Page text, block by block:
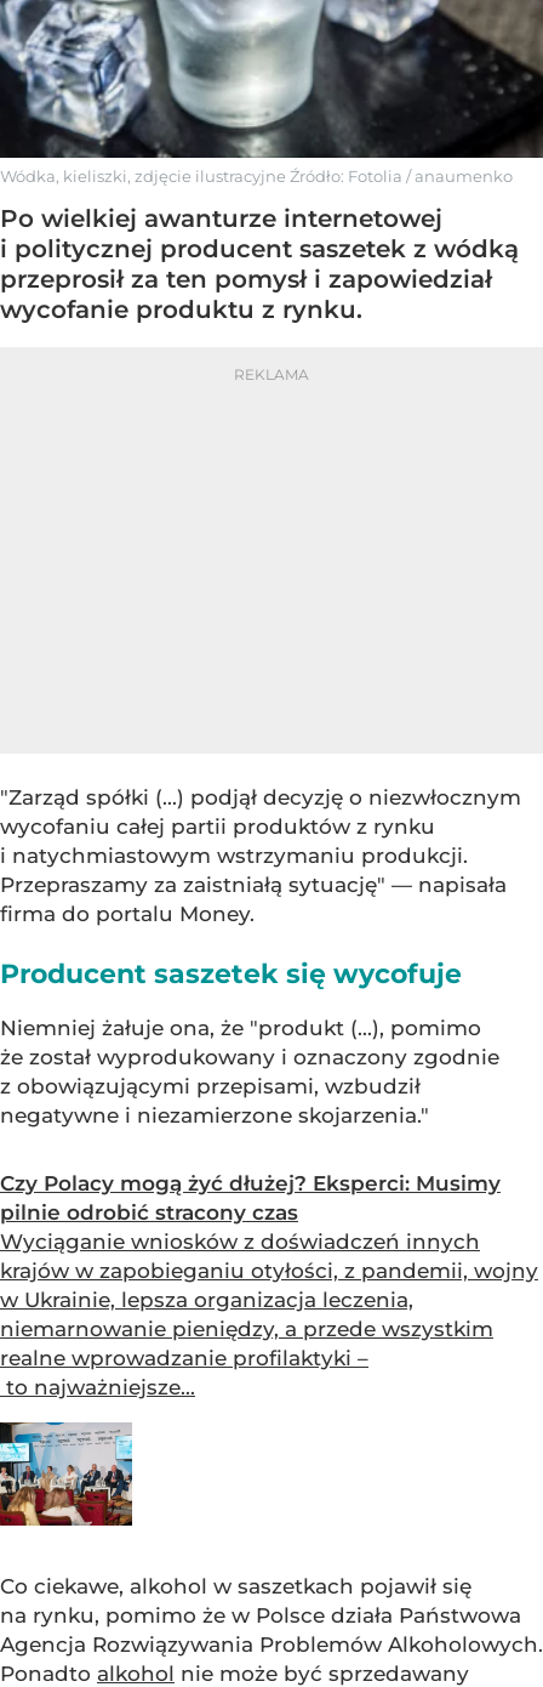
Wódka, kieliszki, zdjęcie ilustracyjne Źródło: Fotolia /anaumenko
Po wielkiej awanturze internetowej
i politycznej producent saszetek z wódką
przeprosił za ten pomysł i zapowiedział
wycofanie produktu z rynku.
"Zarząd spółki (...) podjął decyzję o niezwłocznym
wycofaniu całej partii produktów z rynku
i natychmiastowym wstrzymaniu produkcji.
Przepraszamy za zaistniałą sytuację" — napisała
firma do portalu Money.
Producent saszetek się wycofuje
Niemniej żałuje ona, że "produkt (...), pomimo
że został wyprodukowany i oznaczony zgodnie
z obowiązującymi przepisami, wzbudził
negatywne i niezamierzone skojarzenia."
Czy Polacy mogą żyć dłużej? Eksperci: Musimy
pilnie odrobić stracony czas
Wyciąganie wniosków z doświadczeń innych
krajów w zapobieganiu otyłości, z pandemii, wojny
w Ukrainie, lepsza organizacja leczenia,
niemarnowanie pieniędzy, a przede wszystkim
realne wprowadzanie profilaktyki –
to najważniejsze...
Co ciekawe, alkohol w saszetkach pojawił się
na rynku, pomimo że w Polsce działa Państwowa
Agencja Rozwiązywania Problemów Alkoholowych.
Ponadto alkohol nie może być sprzedawany